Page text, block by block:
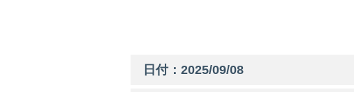
日付：2025/09/08